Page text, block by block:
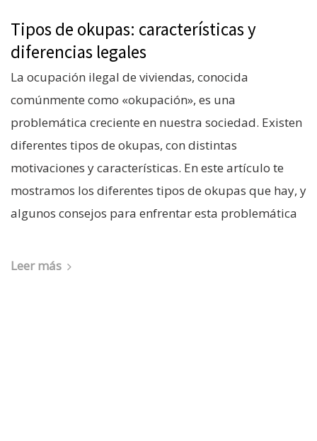
Tipos de okupas: características y
diferencias legales
La ocupación ilegal de viviendas, conocida
comúnmente como «okupación», es una
problemática creciente en nuestra sociedad. Existen
diferentes tipos de okupas, con distintas
motivaciones y características. En este artículo te
mostramos los diferentes tipos de okupas que hay, y
algunos consejos para enfrentar esta problemática
Leer más